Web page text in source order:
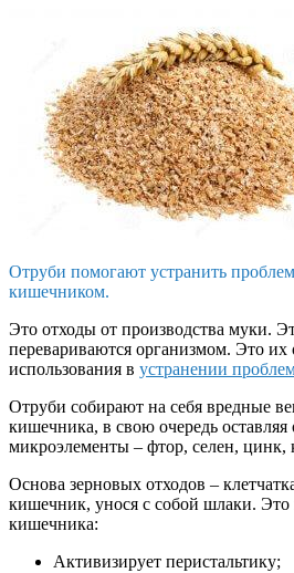
Отруби помогают устранить
кишечником.
Это отходы от производства муки.
перевариваются организмом. Это их
использования в устранении
Отруби собирают на себя вредные
кишечника, в свою очередь
микроэлементы – фтор, селен, цинк,
Основа зерновых отходов –
кишечник, унося с собой шлаки. Это
кишечника:
Активизирует перистальтику;